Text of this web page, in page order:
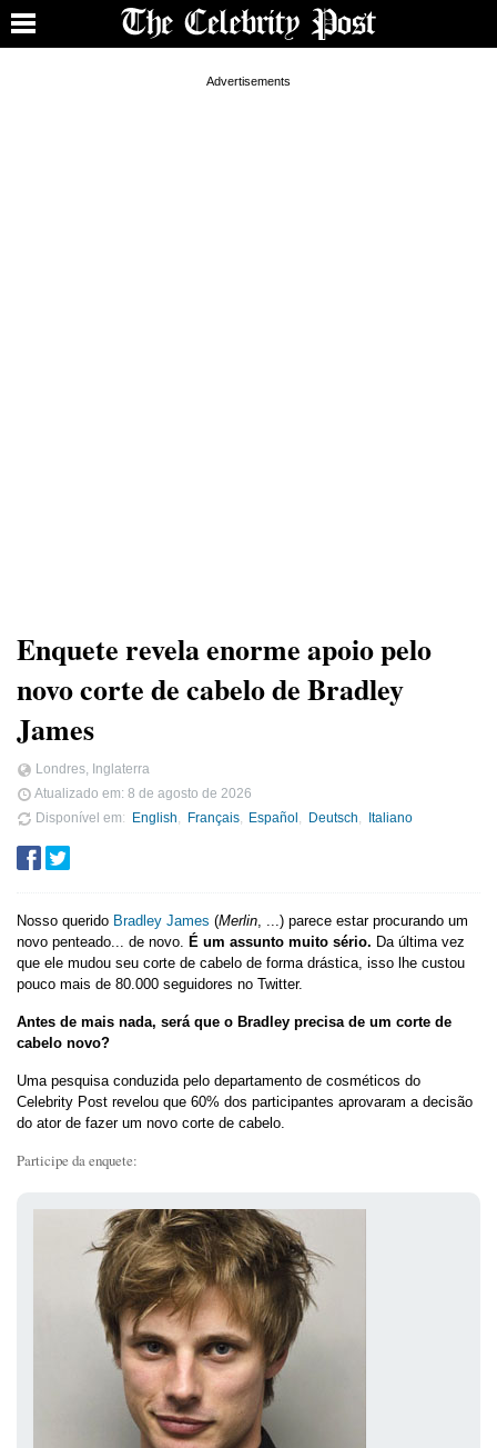
Enquete revela enorme apoio pelo
novo corte de cabelo de Bradley
James
Londres, Inglaterra
Atualizado em: 8 de agosto de 2026
Disponível em
English Français Español Deutsch Italiano
Nosso querido Bradley James (Merlin, ...) parece estar procurando um
novo penteado... de novo. É um assunto muito sério. Da última vez
que ele mudou seu corte de cabelo de forma drástica, isso lhe custou
pouco mais de 80.000 seguidores no Twitter.
Antes de mais nada, será que o Bradley precisa de um corte de
cabelo novo?
Uma pesquisa conduzida pelo departamento de cosméticos do
Celebrity Post revelou que 60% dos participantes aprovaram a decisão
do ator de fazer um novo corte de cabelo.
Participe da enquete: